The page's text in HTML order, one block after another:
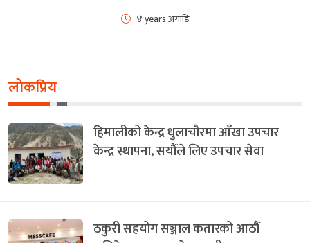
४ years अगाडि
लोकप्रिय
हिमालीको केन्द्र धुलाचौरमा आँखा उपचार
केन्द्र स्थापना, सयौँले लिए उपचार सेवा
ठकुरी सहयोग सञ्जाल कतारको आठौँ